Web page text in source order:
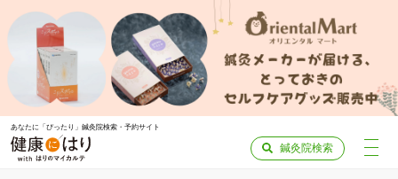
あなたに「ぴったり」鍼灸院検索・予約サイト
鍼灸院検索